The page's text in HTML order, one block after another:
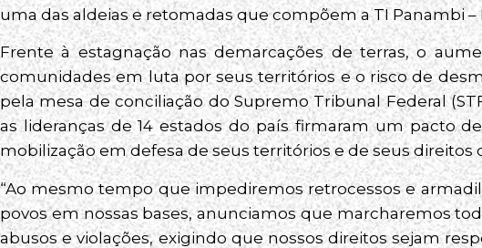
uma das aldeias e retomadas que compõem a TI Panambi –
Frente à estagnação nas demarcações de terras, o
comunidades em luta por seus territórios e o risco de
pela mesa de conciliação do Supremo Tribunal Federal
as lideranças de 14 estados do país firmaram um pacto
mobilização em defesa de seus territórios e de seus direitos
“Ao mesmo tempo que impediremos retrocessos e
povos em nossas bases, anunciamos que marcharemos
abusos e violações, exigindo que nossos direitos sejam